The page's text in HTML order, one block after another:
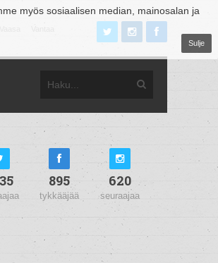
myös sosiaalisen median, mainosalan ja
Sulje
895
tykkääjää
620
seuraajaa